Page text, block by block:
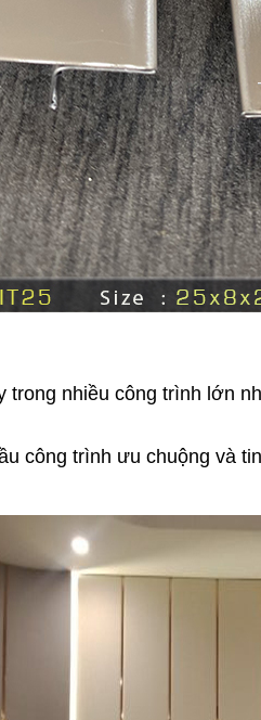
nhiều công trình lớn
công trình ưu chuộng và